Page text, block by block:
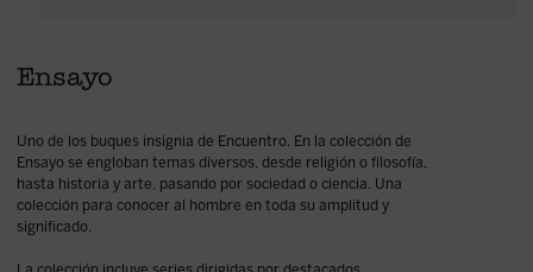
Ensayo
Uno de los buques insignia de Encuentro. En la colección de
Ensayo se engloban temas diversos, desde religión o filosofía,
hasta historia y arte, pasando por sociedad o ciencia. Una
colección para conocer al hombre en toda su amplitud y
significado.